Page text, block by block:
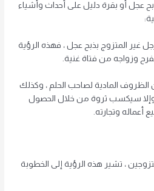
عجل أو بقرة دليل على أحداث وأشياء
غير المتزوج بذبح عجل ، فهذه الرؤية
وزواجه من فتاة غنية.
المادية لصاحب الحلم ، وكذلك
وإلا سيكسب ثروة من خلال الحصول
وتجارته.
، تشير هذه الرؤية إلى الخطوبة